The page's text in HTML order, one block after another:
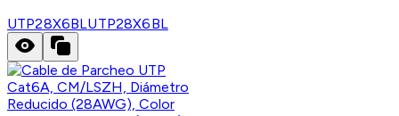
UTP28X6BLUTP28X6BL